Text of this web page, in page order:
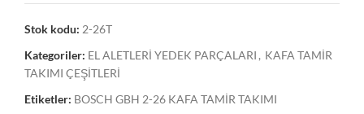
Stok kodu: 2-26T
Kategoriler: EL ALETLERİ YEDEK PARÇALARI , KAFA TAMİR
TAKIMI ÇEŞİTLERİ
Etiketler: BOSCH GBH 2-26 KAFA TAMİR TAKIMI